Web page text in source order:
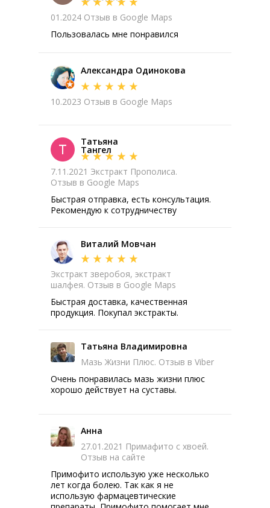
Пользовалась мне понравился
01.2024 Отзыв в Google Maps
Александра Одинокова
10.2023 Отзыв в Google Maps
Татьяна
Тангел
Быстрая отправка, есть консультация.
Рекомендую к сотрудничеству
7.11.2021 Экстракт Прополиса.
Отзыв в Google Maps
Виталий Мовчан
Быстрая доставка, качественная
продукция. Покупал экстракты.
Экстракт зверобоя, экстракт
шалфея. Отзыв в Google Maps
Татьяна Владимировна
Очень понравилась мазь жизни плюс
хорошо действует на суставы.
Мазь Жизни Плюс. Отзыв в Viber
Анна
Примофито использую уже несколько
лет когда болею. Так как я не
использую фармацевтические
27.01.2021 Примафито с хвоей.
Отзыв на сайте